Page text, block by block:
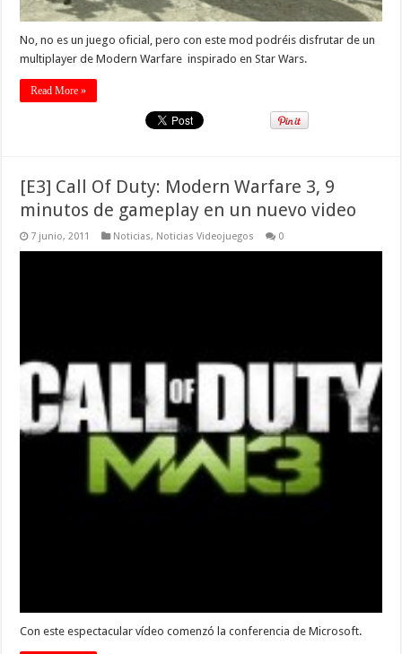
No, no es un juego oficial, pero con este mod podréis disfrutar de un
multiplayer de Modern Warfare inspirado en Star Wars.
Read More »
[E3] Call Of Duty: Modern Warfare 3, 9
minutos de gameplay en un nuevo video
7 junio, 2011 Noticias, Noticias Videojuegos 0
Con este espectacular vídeo comenzó la conferencia de Microsoft.